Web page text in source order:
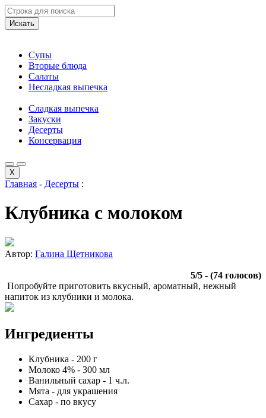
Искать
Супы
Вторые блюда
Салаты
Несладкая выпечка
Сладкая выпечка
Закуски
Десерты
Консервация
X
Главная - Десерты :
Клубника с молоком
Автор: Галина Щетникова
5/5 - (74 голосов)
Попробуйте приготовить вкусный, ароматный, нежный
напиток из клубники и молока.
Ингредиенты
Клубника - 200 г
Молоко 4% - 300 мл
Ванильный сахар - 1 ч.л.
Мята - для украшения
Сахар - по вкусу